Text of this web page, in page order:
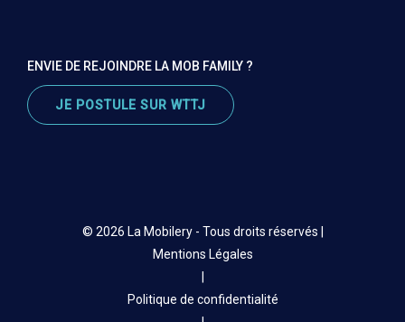
ENVIE DE REJOINDRE LA MOB FAMILY ?
JE POSTULE SUR WTTJ
© 2026 La Mobilery - Tous droits réservés |
Mentions Légales
Politique de confidentialité